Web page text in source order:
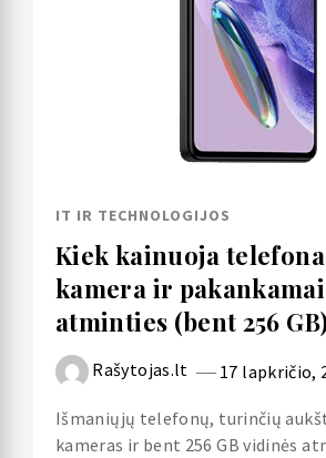
IT IR TECHNOLOGIJOS
Kiek kainuoja
kamera ir
atminties (bent 256
Rašytojas.lt 17 lapkričio,
Išmaniųjų telefonų, turinčių
kameras ir bent 256 GB vidinės